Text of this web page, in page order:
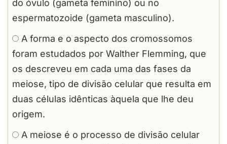
do óvulo (gameta feminino) ou no
espermatozoide (gameta masculino).
A forma e o aspecto dos cromossomos
foram estudados por Walther Flemming, que
os descreveu em cada uma das fases da
meiose, tipo de divisão celular que resulta em
duas células idênticas àquela que lhe deu
origem.
A meiose é o processo de divisão celular